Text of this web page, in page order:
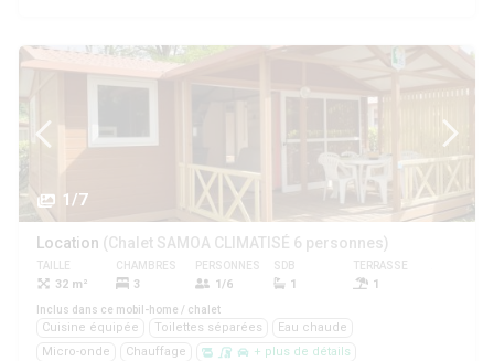
1/7
Location (Chalet SAMOA CLIMATISÉ 6 personnes)
TAILLE
32 m²
CHAMBRES
3
PERSONNES
1/6
SDB
1
TERRASSE
1
Inclus dans ce mobil-home / chalet
Cuisine équipée Toilettes séparées
Eau chaude
Micro-onde
Chauffage + plus de détails